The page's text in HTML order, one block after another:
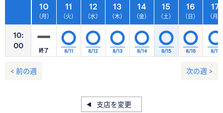
10:
00
10
（月）
11
（火）
12
（水）
13
（木）
14
（金）
15
（土）
16
（日）
終了 8/11 8/12 8/13 8/14 8/15 8/16
17
（月）
8/17
< 前の週 次の週 >
支店を変更